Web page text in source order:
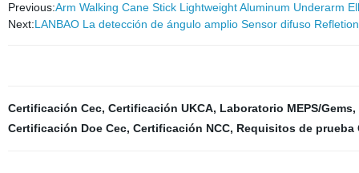
Previous:Arm Walking Cane Stick Lightweight Aluminum Underarm
Next:LANBAO La detección de ángulo amplio Sensor difuso
Certificación Cec, Certificación UKCA, Laboratorio MEPS/Gems,
Certificación Doe Cec, Certificación NCC, Requisitos de prueba